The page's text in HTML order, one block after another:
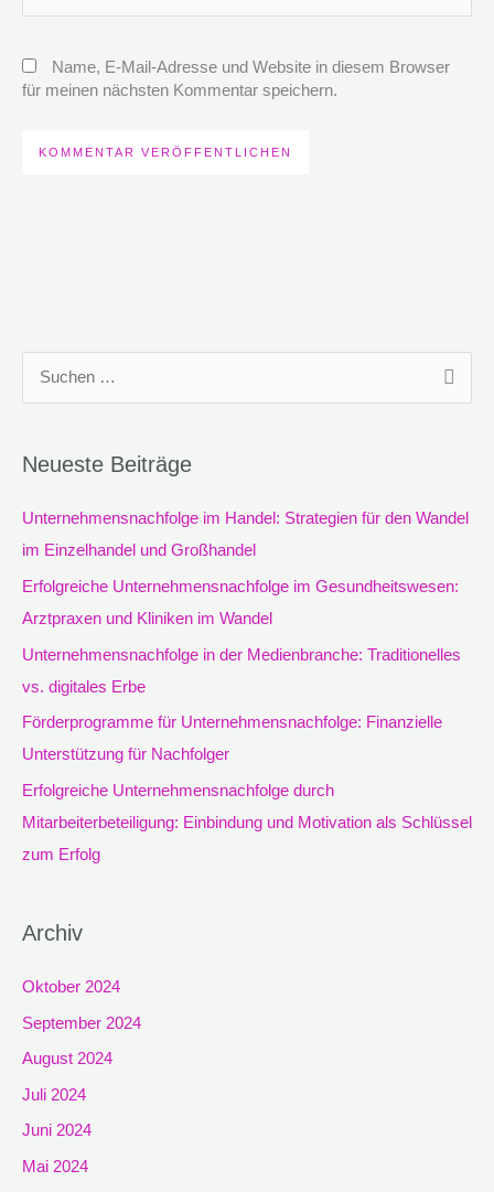
Name, E-Mail-Adresse und Website in diesem Browser
für meinen nächsten Kommentar speichern.
h
e
n
Neueste Beiträge
Unternehmensnachfolge im Handel: Strategien für den Wandel
im Einzelhandel und Großhandel
Erfolgreiche Unternehmensnachfolge im Gesundheitswesen:
Arztpraxen und Kliniken im Wandel
Unternehmensnachfolge in der Medienbranche: Traditionelles
vs. digitales Erbe
Förderprogramme für Unternehmensnachfolge: Finanzielle
Unterstützung für Nachfolger
Erfolgreiche Unternehmensnachfolge durch
Mitarbeiterbeteiligung: Einbindung und Motivation als Schlüssel
zum Erfolg
Archiv
Oktober 2024
September 2024
August 2024
Juli 2024
Juni 2024
Mai 2024